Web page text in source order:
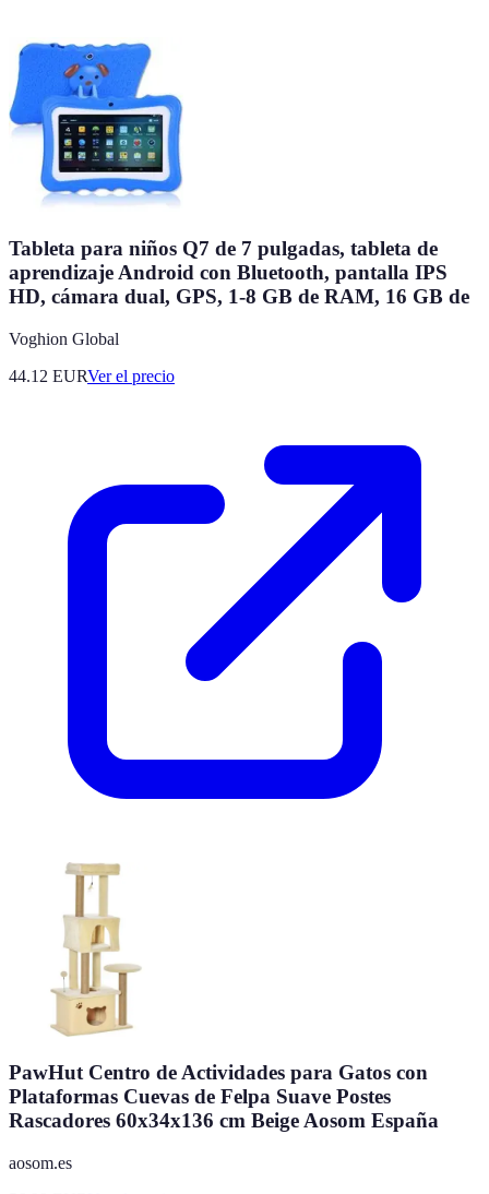
Tableta para niños Q7 de 7 pulgadas, tableta de
aprendizaje Android con Bluetooth, pantalla IPS
HD, cámara dual, GPS, 1-8 GB de RAM, 16 GB de
Voghion Global
44.12 EURVer el precio
PawHut Centro de Actividades para Gatos con
Plataformas Cuevas de Felpa Suave Postes
Rascadores 60x34x136 cm Beige Aosom España
aosom.es